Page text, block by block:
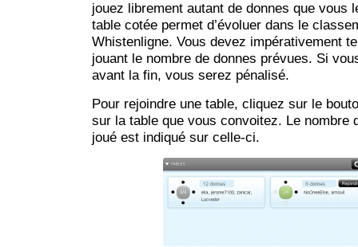
jouez librement autant de donnes que vous
table cotée permet d’évoluer dans le
Whistenligne. Vous devez impérativement
jouant le nombre de donnes prévues. Si
avant la fin, vous serez pénalisé.
Pour rejoindre une table, cliquez sur le
sur la table que vous convoitez. Le nombre
joué est indiqué sur celle-ci.